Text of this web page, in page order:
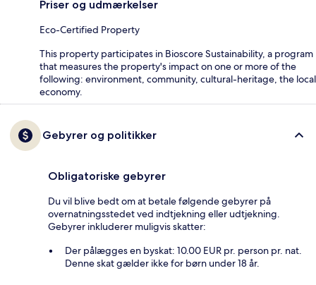
Priser og udmærkelser
Eco-Certified Property
This property participates in Bioscore Sustainability, a program
that measures the property's impact on one or more of the
following: environment, community, cultural-heritage, the local
economy.
Gebyrer og politikker
Obligatoriske gebyrer
Du vil blive bedt om at betale følgende gebyrer på
overnatningsstedet ved indtjekning eller udtjekning.
Gebyrer inkluderer muligvis skatter:
Der pålægges en byskat: 10.00 EUR pr. person pr. nat.
Denne skat gælder ikke for børn under 18 år.